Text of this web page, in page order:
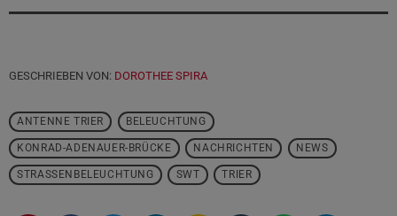
GESCHRIEBEN VON: DOROTHEE SPIRA
ANTENNE TRIER BELEUCHTUNG
KONRAD-ADENAUER-BRÜCKE NACHRICHTEN NEWS
STRASSENBELEUCHTUNG SWT TRIER